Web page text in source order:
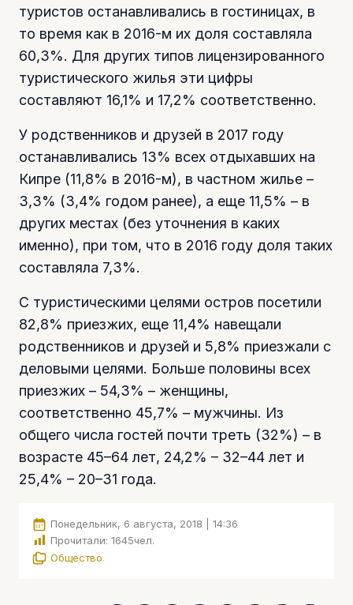
туристов останавливались в гостиницах, в
то время как в 2016-м их доля составляла
60,3%. Для других типов лицензированного
туристического жилья эти цифры
составляют 16,1% и 17,2% соответственно.
У родственников и друзей в 2017 году
останавливались 13% всех отдыхавших на
Кипре (11,8% в 2016-м), в частном жилье –
3,3% (3,4% годом ранее), а еще 11,5% – в
других местах (без уточнения в каких
именно), при том, что в 2016 году доля таких
составляла 7,3%.
С туристическими целями остров посетили
82,8% приезжих, еще 11,4% навещали
родственников и друзей и 5,8% приезжали с
деловыми целями. Больше половины всех
приезжих – 54,3% – женщины,
соответственно 45,7% – мужчины. Из
общего числа гостей почти треть (32%) – в
возрасте 45–64 лет, 24,2% – 32–44 лет и
25,4% – 20–31 года.
Понедельник, 6 августа, 2018 | 14:36
Прочитали: 1645чел.
Общество